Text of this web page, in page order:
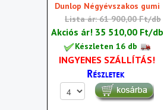
Dunlop Négyévszakos gumi
Lista ár: 61 900,00 Ft/db
Akciós ár! 35 510,00 Ft/db
Készleten 16 db
INGYENES SZÁLLÍTÁS!